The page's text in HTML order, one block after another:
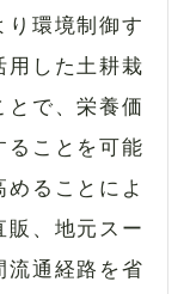
り環境制御す
用した土耕栽
とで、栄養価
ることを可能
ることによ
販、地元スー
流通経路を省